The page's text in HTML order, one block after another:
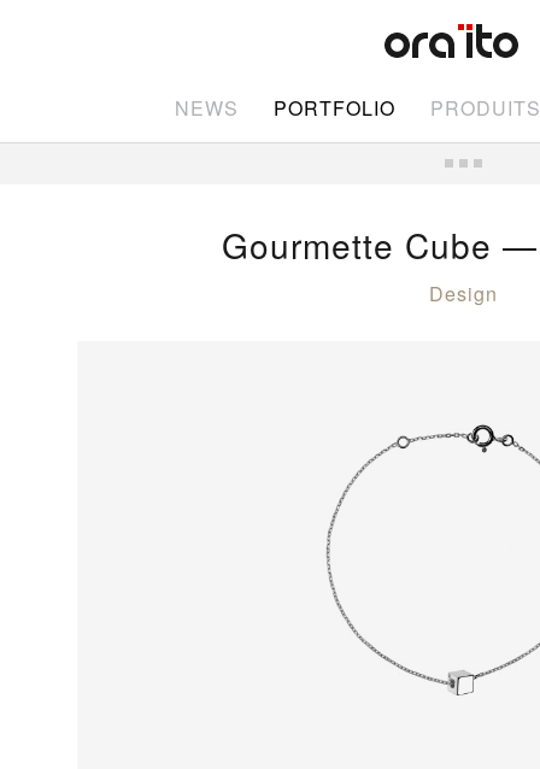
NEWS PORTFOLIO PRODUITS
Gourmette Cube
Design